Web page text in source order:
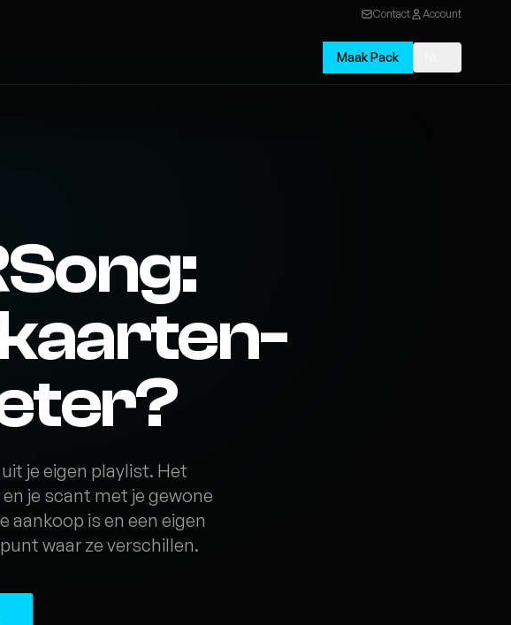
Contact Account
Maak Pack
je eigen playlist. Het
je scant met je gewone
aankoop is en een eigen
waar ze verschillen.